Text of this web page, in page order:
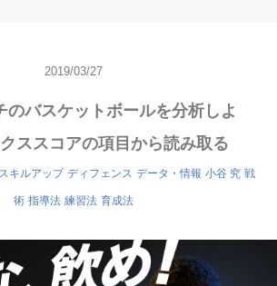
2019/03/27
のバスケットボールを分析しよ
ススコアの項目から読み取る
スキルアップ ディフェンス データ・情報 小谷 究 戦
術 指導法 練習法 育成法